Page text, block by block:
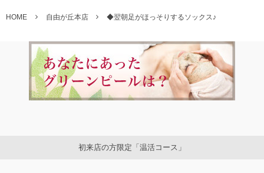
HOME 自由が丘本店 ◆翌朝足がほっそりするソックス♪
初来店の方限定「温活コース」